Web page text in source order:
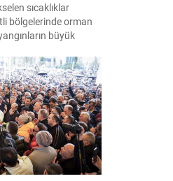
sıcaklıklar
bölgelerinde orman
büyük
dikkatli olmaya
ve İklim Değişikliği
yapılan hasar
ve etkilenenlerin
Kayıtlar ve